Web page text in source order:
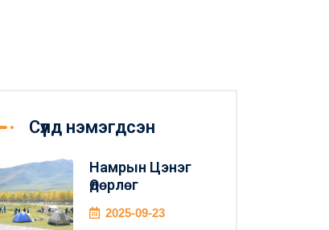
Сүүлд нэмэгдсэн
Намрын Цэнэг
Өдөрлөг
2025-09-23